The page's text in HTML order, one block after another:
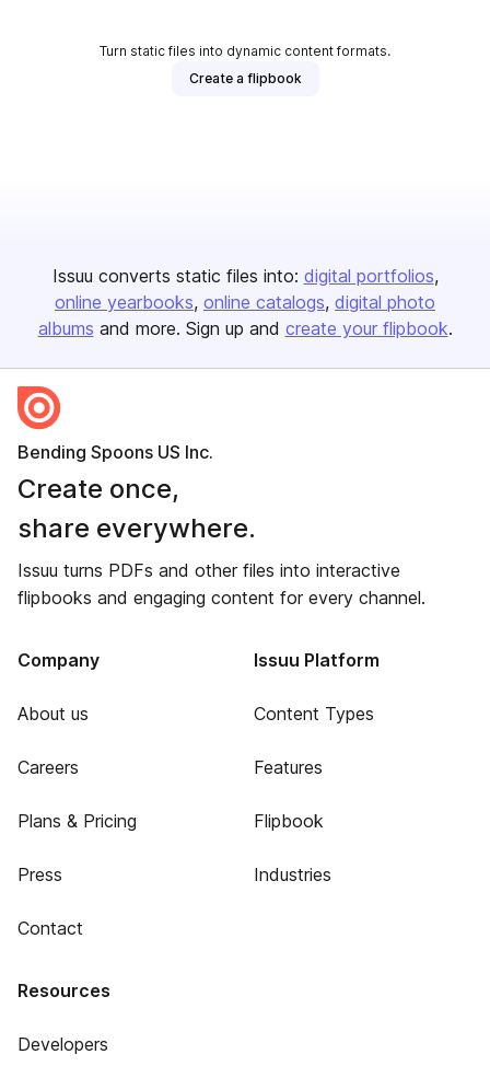
Turn static files into dynamic content formats.
Create a flipbook
Issuu converts static files into: digital portfolios
online yearbooks online catalogs digital photo
albums and more. Sign up and create your flipbook.
Bending Spoons US Inc.
Create once,
share everywhere.
Issuu turns PDFs and other files into interactive
flipbooks and engaging content for every channel.
Company
About us
Careers
Plans & Pricing
Press
Contact
Issuu Platform
Content Types
Features
Flipbook
Industries
Resources
Developers